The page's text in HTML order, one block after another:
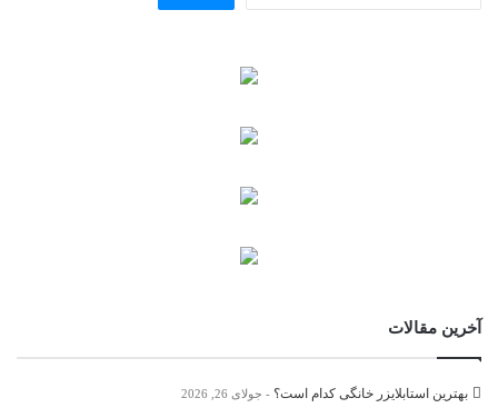
آخرین مقالات
بهترین استابلایزر خانگی کدام است؟ جولای 26, 2026